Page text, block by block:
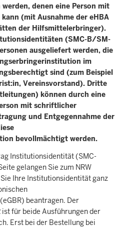
denen eine Person mit
(mit Ausnahme der eHBA
der Hilfsmittelerbringer).
(SMC-B/SM-
ausgeliefert werden, die
im
sind (zum Beispiel
Vereinsvorstand). Dritte
können durch eine
mit schriftlicher
und Entgegennahme der
bevollmächtigt werden.
Institutionsidentität (SMC-
gelangen Sie zum NRW
Ihre Institutionsidentität ganz
beantragen. Der
für beide Ausführungen der
Erst bei der Bestellung bei